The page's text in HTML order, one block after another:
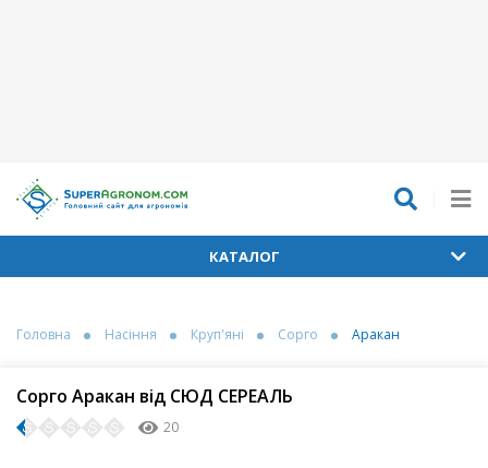
КАТАЛОГ
Головна Насіння Круп'яні Сорго Аракан
Сорго Аракан від СЮД СЕРЕАЛЬ
20